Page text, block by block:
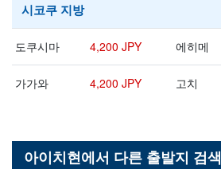
시코쿠 지방
도쿠시마 4,200 JPY 에히메
가가와 4,200 JPY 고치
아이치현에서 다른 출발지 검색